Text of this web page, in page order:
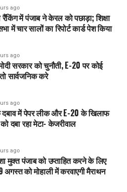
ago
में पंजाब ने केरल को पछाड़ा; शिक्षा
में चार सालों का रिपोर्ट कार्ड पेश किया
ago
सरकार को चुनौती, E-20 पर कोई
तो सार्वजनिक करे
ago
दबाव में पेपर लीक और E-20 के खिलाफ
दबा रहा मेटा- केजरीवाल
ago
मुक्त पंजाब को उप्ताहित करने के लिए
अगस्त को मोहाली में करवाएगी मैराथन